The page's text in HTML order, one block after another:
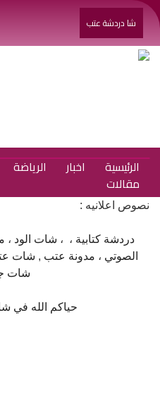
شا دردشة عتب
الرئيسية اخبار الرياضة
مقالات
نصوص اعلانيه :
دردشة كتابية ، ، شات الود ،
الصوتي ، مدونة عتب , شات
شات
حياكم الله في